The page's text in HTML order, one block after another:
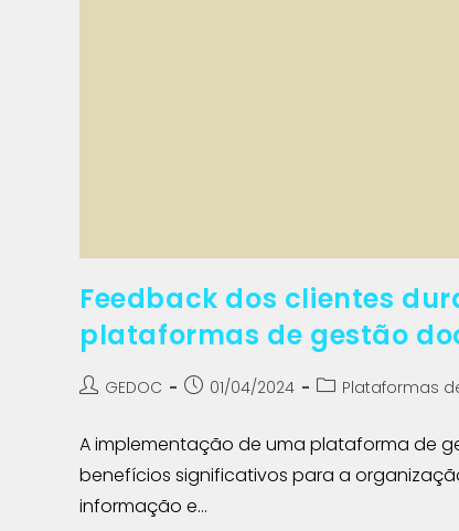
Feedback dos clientes
plataformas de gestão
GEDOC 01/04/2024 Plataformas
A implementação de uma plataforma de
benefícios significativos para a
informação e…